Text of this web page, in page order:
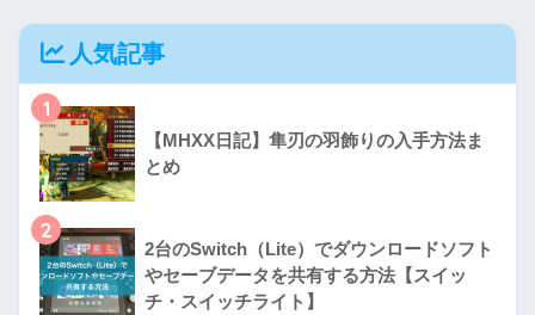
人気記事
1
【MHXX日記】隼刃の羽飾りの入手方法ま
とめ
2
2台のSwitch（Lite）でダウンロードソフト
やセーブデータを共有する方法【スイッ
チ・スイッチライト】